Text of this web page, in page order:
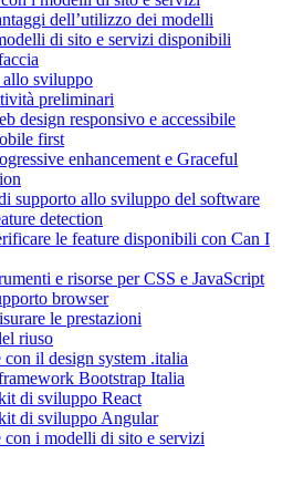
dell’utilizzo dei modelli
di sito e servizi disponibili
sviluppo
preliminari
design responsivo e accessibile
first
enhancement e Graceful
supporto allo sviluppo del software
detection
le feature disponibili con Can I
e risorse per CSS e JavaScript
browser
le prestazioni
riuso
il design system .italia
Bootstrap Italia
di sviluppo React
di sviluppo Angular
con i modelli di sito e servizi